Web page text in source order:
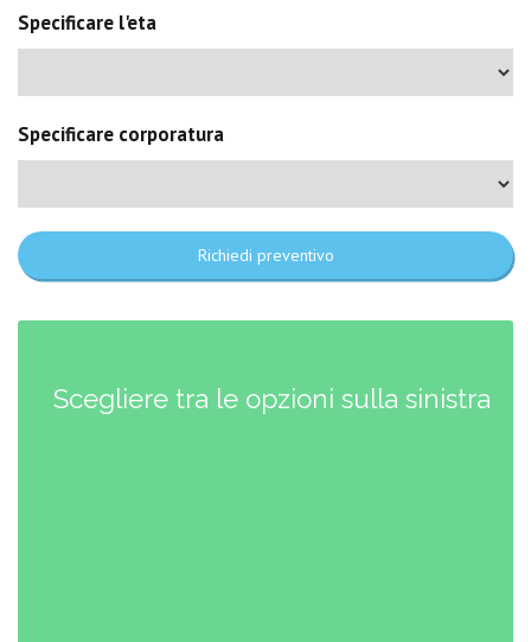
Specificare l'eta
Specificare corporatura
Richiedi preventivo
Scegliere tra le opzioni sulla sinistra